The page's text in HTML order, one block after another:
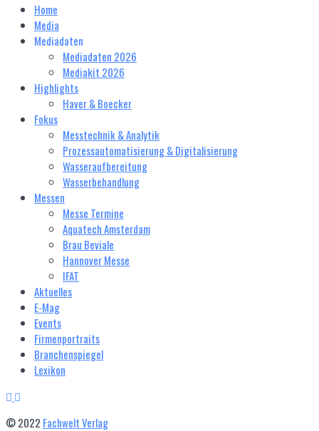
Home
Media
Mediadaten
Mediadaten 2026
Mediakit 2026
Highlights
Haver & Boecker
Fokus
Messtechnik & Analytik
Prozessautomatisierung & Digitalisierung
Wasseraufbereitung
Wasserbehandlung
Messen
Messe Termine
Aquatech Amsterdam
Brau Beviale
Hannover Messe
IFAT
Aktuelles
E‑Mag
Events
Firmenportraits
Branchenspiegel
Lexikon
© 2022 Fachwelt Verlag